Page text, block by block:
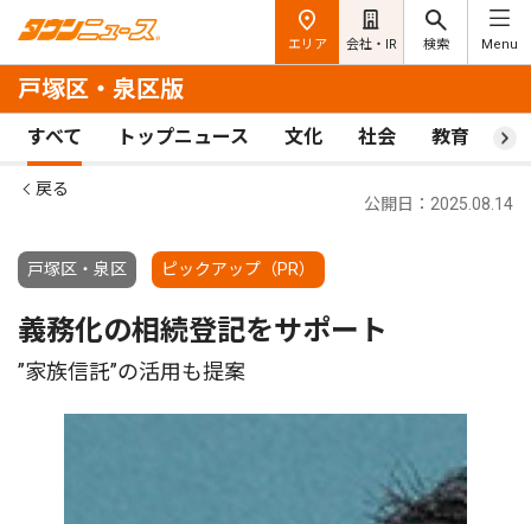
エリア 会社・IR 検索 Menu
戸塚区・泉区版
すべて トップニュース 文化 社会 教育 ス
戻る
戸塚区・泉区 ピックアップ（PR）
公開日：2025.08.14
義務化の相続登記をサポート
”家族信託”の活用も提案